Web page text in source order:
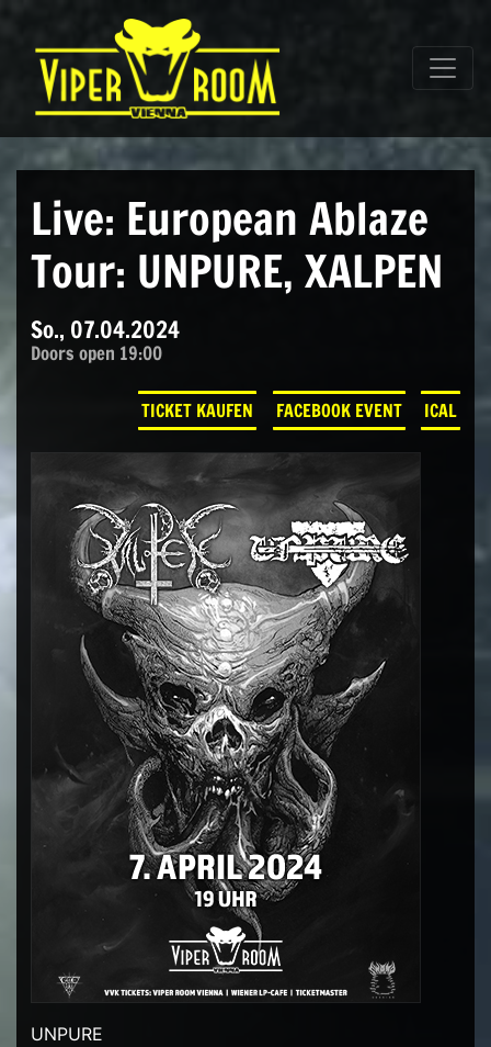
Hauptnavigation
Live: European Ablaze
Tour: UNPURE, XALPEN
So., 07.04.2024
Doors open 19:00
TICKET KAUFEN FACEBOOK EVENT ICAL
UNPURE